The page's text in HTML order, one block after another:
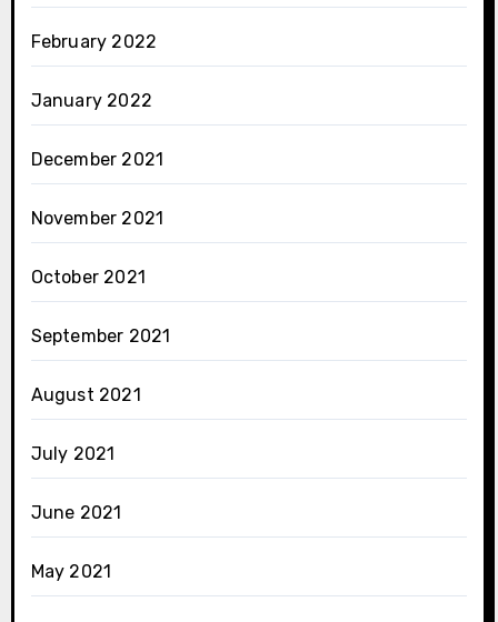
February 2022
January 2022
December 2021
November 2021
October 2021
September 2021
August 2021
July 2021
June 2021
May 2021